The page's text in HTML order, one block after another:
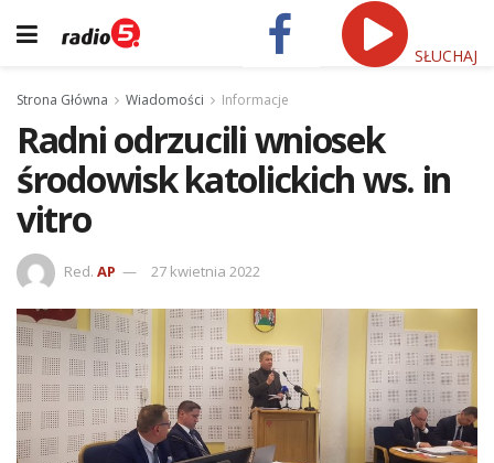
SŁUCHAJ
Strona Główna Wiadomości Informacje
Radni odrzucili wniosek
środowisk katolickich ws. in
vitro
Red. AP 27 kwietnia 2022